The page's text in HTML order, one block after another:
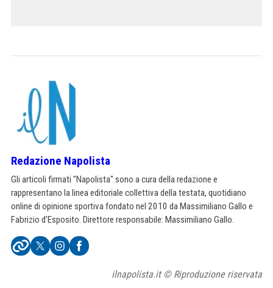
Redazione Napolista
Gli articoli firmati "Napolista" sono a cura della redazione e
rappresentano la linea editoriale collettiva della testata, quotidiano
online di opinione sportiva fondato nel 2010 da Massimiliano Gallo e
Fabrizio d'Esposito. Direttore responsabile: Massimiliano Gallo.
ilnapolista.it © Riproduzione riservata